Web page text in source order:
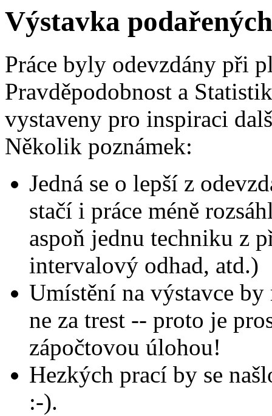
Výstavka
Práce byly odevzdány při
Pravděpodobnost a
vystaveny pro inspiraci
Několik poznámek:
Jedná se o lepší z
stačí i práce méně
aspoň jednu techniku z
intervalový odhad, atd.)
Umístění na výstavce
ne za trest -- proto je
zápočtovou úlohou!
Hezkých prací by se
:-).